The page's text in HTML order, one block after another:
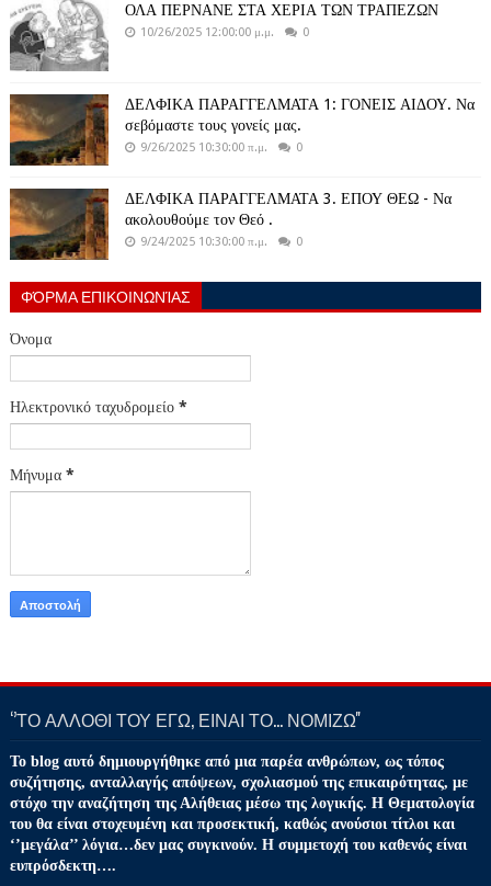
ΟΛΑ ΠΕΡΝΑΝΕ ΣΤΑ ΧΕΡΙΑ ΤΩΝ ΤΡΑΠΕΖΩΝ
10/26/2025 12:00:00 μ.μ. 0
ΔΕΛΦΙΚΑ ΠΑΡΑΓΓΕΛΜΑΤΑ 1: ΓΟΝΕΙΣ ΑΙΔΟΥ. Να
σεβόμαστε τους γονείς μας.
9/26/2025 10:30:00 π.μ. 0
ΔΕΛΦΙΚΑ ΠΑΡΑΓΓΕΛΜΑΤΑ 3. ΕΠΟΥ ΘΕΩ - Να
ακολουθούμε τον Θεό .
9/24/2025 10:30:00 π.μ. 0
ΦΌΡΜΑ ΕΠΙΚΟΙΝΩΝΊΑΣ
Όνομα
Ηλεκτρονικό ταχυδρομείο *
Μήνυμα *
‘’ΤΟ ΑΛΛΟΘΙ ΤΟΥ ΕΓΩ, ΕΙΝΑΙ ΤΟ… ΝΟΜΙΖΩ''
Το blog αυτό δημιουργήθηκε από μια παρέα ανθρώπων, ως τόπος
συζήτησης, ανταλλαγής απόψεων, σχολιασμού της επικαιρότητας, με
στόχο την αναζήτηση της Αλήθειας μέσω της λογικής. Η Θεματολογία
του θα είναι στοχευμένη και προσεκτική, καθώς ανούσιοι τίτλοι και
‘’μεγάλα’’ λόγια…δεν μας συγκινούν. Η συμμετοχή του καθενός είναι
ευπρόσδεκτη….